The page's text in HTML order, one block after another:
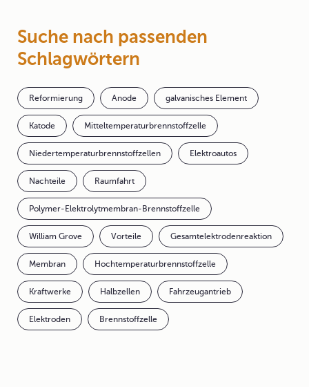
Suche nach passenden
Schlagwörtern
Reformierung Anode galvanisches Element
Katode Mitteltemperaturbrennstoffzelle
Niedertemperaturbrennstoffzellen Elektroautos
Nachteile Raumfahrt
Polymer-Elektrolytmembran-Brennstoffzelle
William Grove Vorteile Gesamtelektrodenreaktion
Membran Hochtemperaturbrennstoffzelle
Kraftwerke Halbzellen Fahrzeugantrieb
Elektroden Brennstoffzelle